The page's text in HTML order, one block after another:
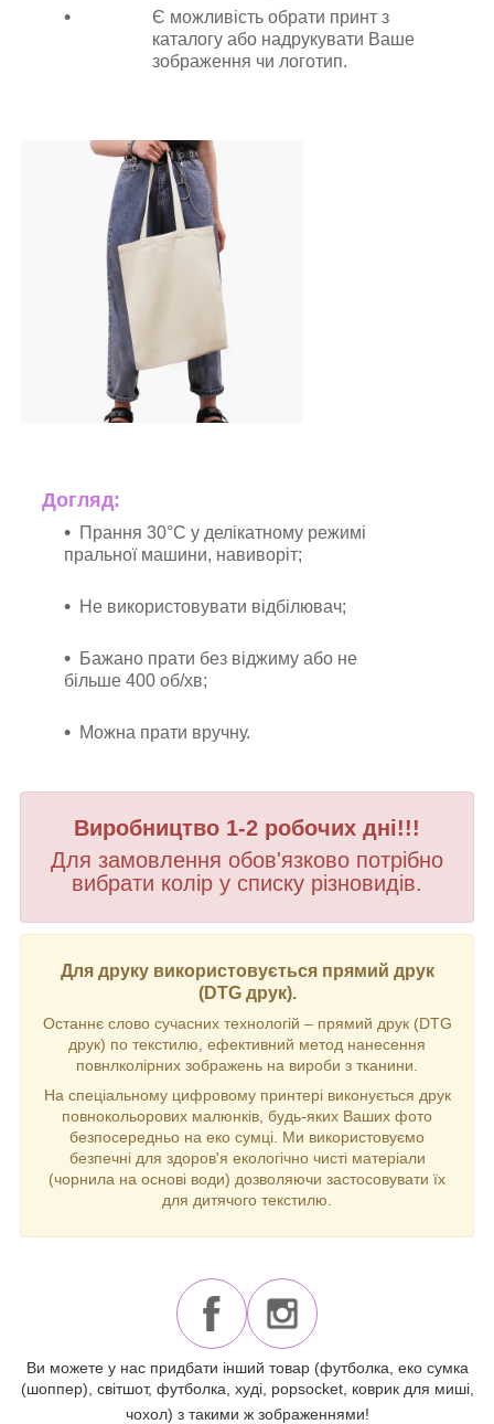
Є можливість обрати принт з
каталогу або надрукувати Ваше
зображення чи логотип.
Догляд:
Прання 30°C у делікатному режимі
пральної машини, навиворіт;
Не використовувати відбілювач;
Бажано прати без віджиму або не
більше 400 об/хв;
Можна прати вручну.
Виробництво 1-2 робочих дні!!!
Для замовлення обов'язково потрібно
вибрати колір у списку різновидів.
Для друку використовується прямий друк
(DTG друк).
Останнє слово сучасних технологій – прямий друк (DTG
друк) по текстилю, ефективний метод нанесення
повнлколірних зображень на вироби з тканини.
На спеціальному цифровому принтері виконується друк
повнокольорових малюнків, будь-яких Ваших фото
безпосередньо на еко сумці. Ми використовуємо
безпечні для здоров'я екологічно чисті матеріали
(чорнила на основі води) дозволяючи застосовувати їх
для дитячого текстилю.
Ви можете у нас придбати інший товар (футболка, еко сумка
(шоппер), світшот, футболка, худі, popsocket, коврик для миші,
чохол) з такими ж зображеннями!